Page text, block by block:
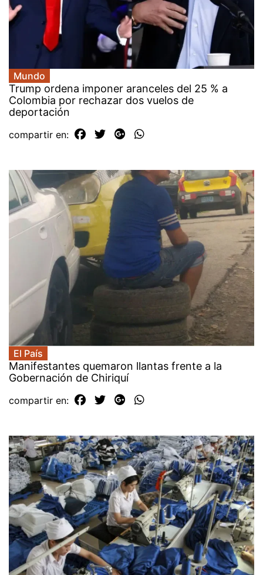
Mundo
Trump ordena imponer aranceles del 25 % a
Colombia por rechazar dos vuelos de
deportación
compartir en:
El País
Manifestantes quemaron llantas frente a la
Gobernación de Chiriquí
compartir en: